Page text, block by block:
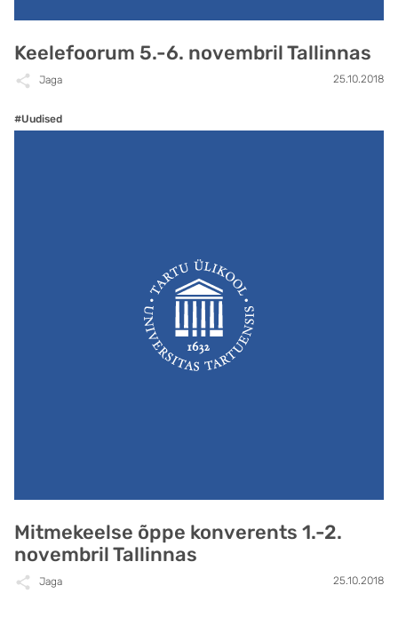
Keelefoorum 5.-6. novembril Tallinnas
Jaga 25.10.2018
#Uudised
Mitmekeelse õppe konverents 1.-2.
novembril Tallinnas
Jaga 25.10.2018